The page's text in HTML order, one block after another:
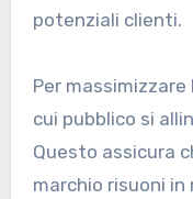
potenziali clienti.
Per
cui pubblico si
Questo assicura
marchio risuoni